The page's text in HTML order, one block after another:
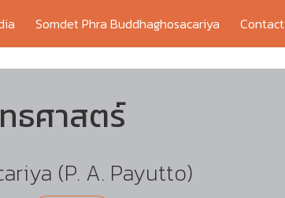
Somdet Phra Buddhaghosacariya
Contact
ธศาสตร์
(P. A. Payutto)